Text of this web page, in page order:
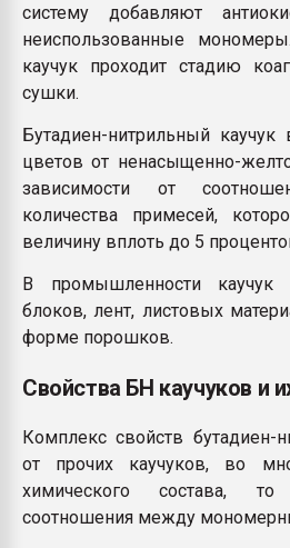
систему добавляют
неиспользованные
каучук проходит стадию
сушки.
Бутадиен-нитрильный
цветов от ненасыщенно-
зависимости от
количества примесей,
величину вплоть до 5
В промышленности каучук
блоков, лент, листовых
форме порошков.
Свойства БН каучуков и
Комплекс свойств бутадиен-
от прочих каучуков, во
химического состава,
соотношения между